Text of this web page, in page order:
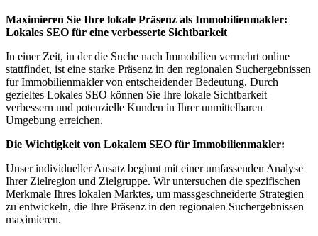
Maximieren Sie Ihre lokale Präsenz als Immobilienmakler:
Lokales SEO für eine verbesserte Sichtbarkeit
In einer Zeit, in der die Suche nach Immobilien vermehrt online
stattfindet, ist eine starke Präsenz in den regionalen Suchergebnissen
für Immobilienmakler von entscheidender Bedeutung. Durch
gezieltes Lokales SEO können Sie Ihre lokale Sichtbarkeit
verbessern und potenzielle Kunden in Ihrer unmittelbaren
Umgebung erreichen.
Die Wichtigkeit von Lokalem SEO für Immobilienmakler:
Unser individueller Ansatz beginnt mit einer umfassenden Analyse
Ihrer Zielregion und Zielgruppe. Wir untersuchen die spezifischen
Merkmale Ihres lokalen Marktes, um massgeschneiderte Strategien
zu entwickeln, die Ihre Präsenz in den regionalen Suchergebnissen
maximieren.